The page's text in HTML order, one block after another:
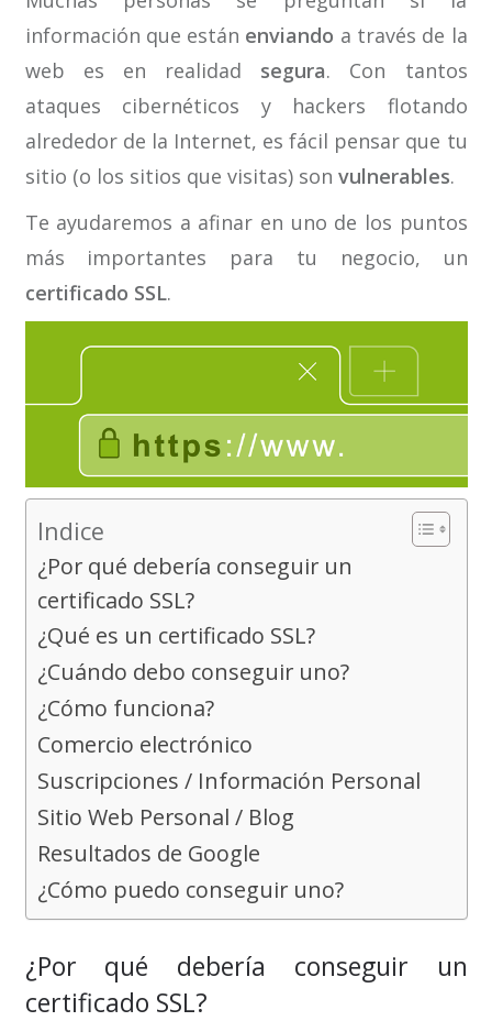
información que están enviando a través de la
web es en realidad segura. Con tantos
ataques cibernéticos y hackers flotando
alrededor de la Internet, es fácil pensar que tu
sitio (o los sitios que visitas) son vulnerables.
Te ayudaremos a afinar en uno de los puntos
más importantes para tu negocio, un
certificado SSL.
Indice
¿Por qué debería conseguir un
certificado SSL?
¿Qué es un certificado SSL?
¿Cuándo debo conseguir uno?
¿Cómo funciona?
Comercio electrónico
Suscripciones / Información Personal
Sitio Web Personal / Blog
Resultados de Google
¿Cómo puedo conseguir uno?
¿Por qué debería conseguir un
certificado SSL?